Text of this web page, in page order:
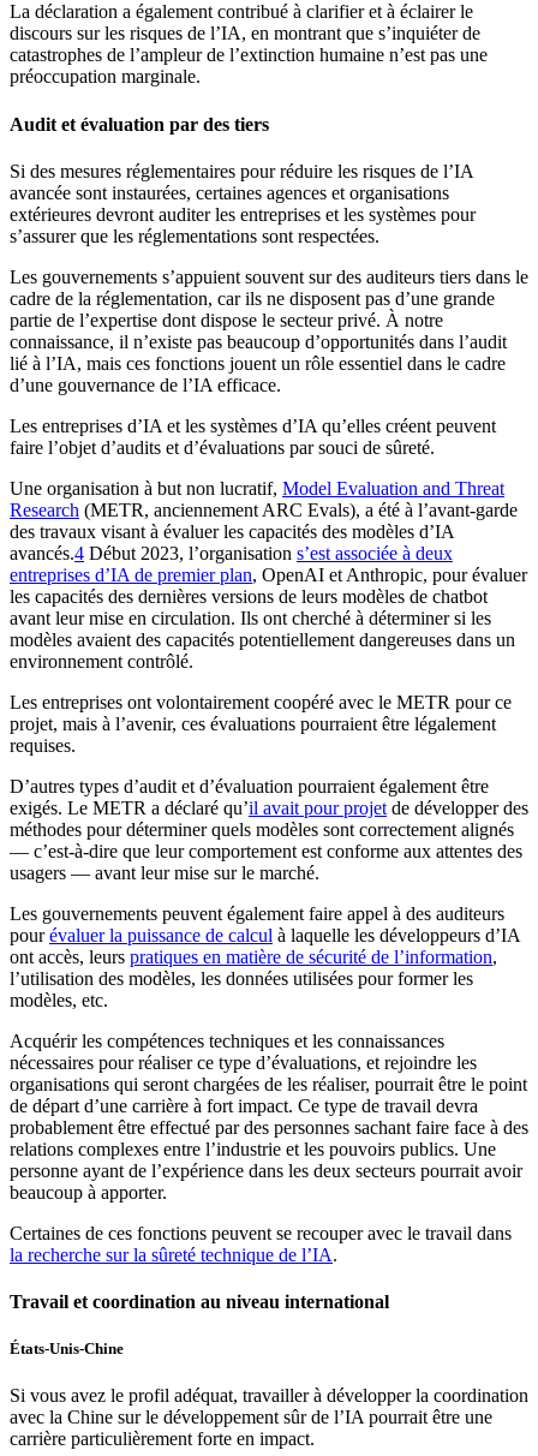
La déclaration a également contribué à clarifier et à éclairer le
discours sur les risques de l’IA, en montrant que s’inquiéter de
catastrophes de l’ampleur de l’extinction humaine n’est pas une
préoccupation marginale.
Audit et évaluation par des tiers
Si des mesures réglementaires pour réduire les risques de l’IA
avancée sont instaurées, certaines agences et organisations
extérieures devront auditer les entreprises et les systèmes pour
s’assurer que les réglementations sont respectées.
Les gouvernements s’appuient souvent sur des auditeurs tiers dans le
cadre de la réglementation, car ils ne disposent pas d’une grande
partie de l’expertise dont dispose le secteur privé. À notre
connaissance, il n’existe pas beaucoup d’opportunités dans l’audit
lié à l’IA, mais ces fonctions jouent un rôle essentiel dans le cadre
d’une gouvernance de l’IA efficace.
Les entreprises d’IA et les systèmes d’IA qu’elles créent peuvent
faire l’objet d’audits et d’évaluations par souci de sûreté.
Une organisation à but non lucratif, Model Evaluation and Threat
Research (METR, anciennement ARC Evals), a été à l’avant-garde
des travaux visant à évaluer les capacités des modèles d’IA
avancés.⁠4 Début 2023, l’organisation s’est associée à deux
entreprises d’IA de premier plan, OpenAI et Anthropic, pour évaluer
les capacités des dernières versions de leurs modèles de chatbot
avant leur mise en circulation. Ils ont cherché à déterminer si les
modèles avaient des capacités potentiellement dangereuses dans un
environnement contrôlé.
Les entreprises ont volontairement coopéré avec le METR pour ce
projet, mais à l’avenir, ces évaluations pourraient être légalement
requises.
D’autres types d’audit et d’évaluation pourraient également être
exigés. Le METR a déclaré qu’il avait pour projet de développer des
méthodes pour déterminer quels modèles sont correctement alignés
— c’est-à-dire que leur comportement est conforme aux attentes des
usagers — avant leur mise sur le marché.
Les gouvernements peuvent également faire appel à des auditeurs
pourévaluer la puissance de calcul à laquelle les développeurs d’IA
ont accès, leurs pratiques en matière de sécurité de l’information,
l’utilisation des modèles, les données utilisées pour former les
modèles, etc.
Acquérir les compétences techniques et les connaissances
nécessaires pour réaliser ce type d’évaluations, et rejoindre les
organisations qui seront chargées de les réaliser, pourrait être le point
de départ d’une carrière à fort impact. Ce type de travail devra
probablement être effectué par des personnes sachant faire face à des
relations complexes entre l’industrie et les pouvoirs publics. Une
personne ayant de l’expérience dans les deux secteurs pourrait avoir
beaucoup à apporter.
Certaines de ces fonctions peuvent se recouper avec le travail dans
la recherche sur la sûreté technique de l’IA.
Travail et coordination au niveau international
États-Unis-Chine
Si vous avez le profil adéquat, travailler à développer la coordination
avec la Chine sur le développement sûr de l’IA pourrait être une
carrière particulièrement forte en impact.